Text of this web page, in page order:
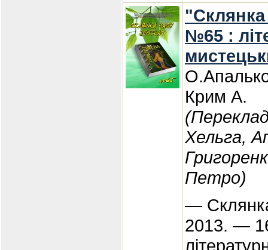
№65 :
Крим А.
Хельга,
Петро)
—
2013. —